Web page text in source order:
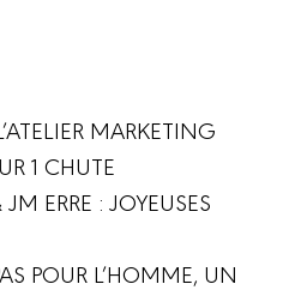
MARKETING
1 CHUTE
ERRE : JOYEUSES
POUR L’HOMME, UN